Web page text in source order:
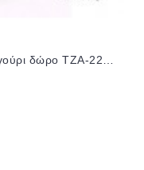
ALOHA ΚΟΥΠΑ για μπομπονιέρες γούρι δώρο ΤΖΑ-220419 2.98€!!!